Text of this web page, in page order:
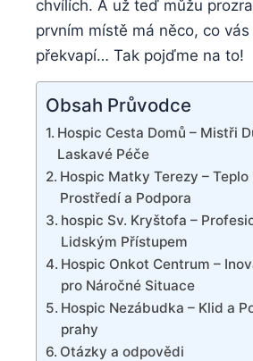
chvílích. A už teď můžu
prvním místě má něco, co vás
překvapí… Tak pojďme na to!
Obsah Průvodce
Hospic Cesta Domů – Mistři
Laskavé Péče
Hospic Matky Terezy – Teplo
Prostředí a Podpora
hospic Sv. Kryštofa –
Lidským Přístupem
Hospic Onkot Centrum –
pro Náročné Situace
Hospic Nezábudka – Klid a
prahy
Otázky a odpovědi